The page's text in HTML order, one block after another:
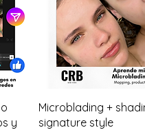
y
Vista rápida
Microblading +
signature style